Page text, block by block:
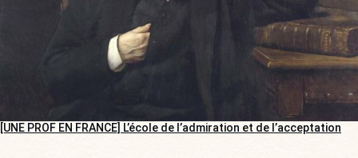
[UNE PROF EN FRANCE] L’école de l’admiration et de l’acceptation